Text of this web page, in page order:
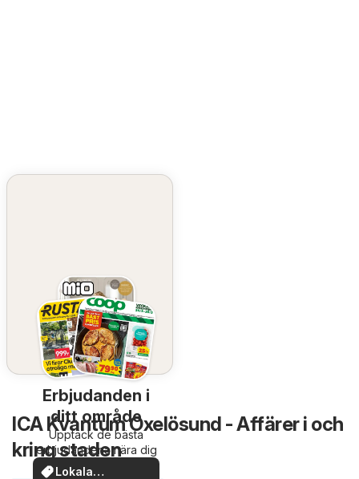
Erbjudanden i
ditt område
Upptäck de bästa
erbjudandena nära dig
Lokala
ICA Kvantum Oxelösund - Affärer i och
kring staden